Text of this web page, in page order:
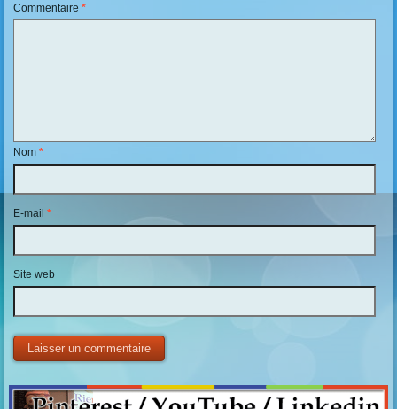
Commentaire*
Nom*
E-mail*
Site web